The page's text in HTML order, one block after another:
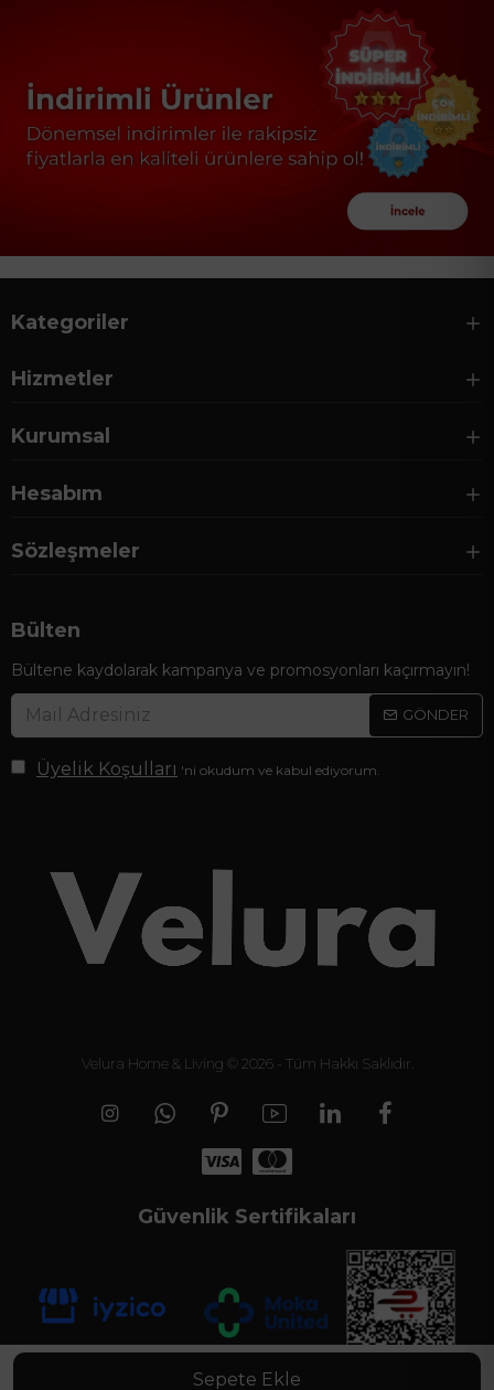
Sepete Ekle
Kategoriler
Hizmetler
Kurumsal
Hesabım
Sözleşmeler
Bülten
Bültene kaydolarak kampanya ve promosyonları kaçırmayın!
GÖNDER
Üyelik Koşulları 'ni okudum ve kabul ediyorum.
Velura Home & Living © 2026 - Tüm Hakkı Saklıdır.
Güvenlik Sertifikaları